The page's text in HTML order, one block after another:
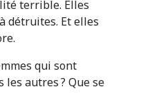
terrible. Elles
détruites. Et elles
qui sont
les autres ? Que se